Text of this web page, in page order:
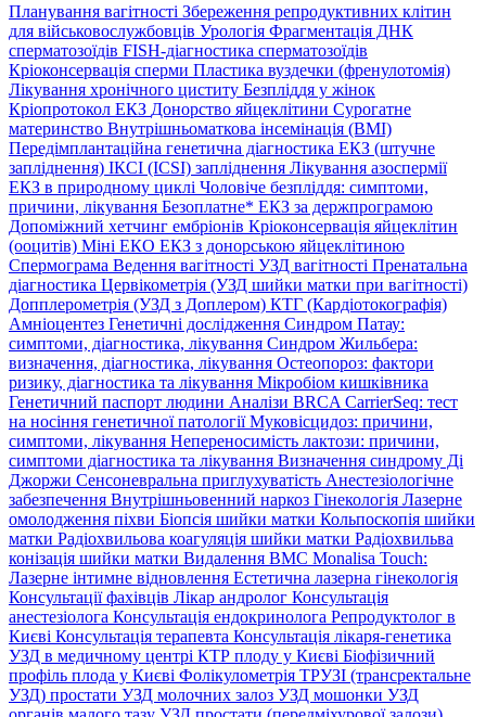
Планування вагітності Збереження репродуктивних клітин
для військовослужбовців Урологія Фрагментація ДНК
сперматозоїдів FISH-діагностика сперматозоїдів
Кріоконсервація сперми Пластика вуздечки (френулотомія)
Лікування хронічного циститу Безпліддя у жінок
Кріопротокол ЕКЗ Донорство яйцеклітини Сурогатне
материнство Внутрішньоматкова інсемінація (ВМІ)
Передімплантаційна генетична діагностика ЕКЗ (штучне
запліднення) ІКСІ (ICSI) запліднення Лікування азоспермії
ЕКЗ в природному циклі Чоловіче безпліддя: симптоми,
причини, лікування Безоплатне* ЕКЗ за держпрограмою
Допоміжний хетчинг ембріонів Кріоконсервація яйцеклітин
(ооцитів) Міні ЕКО ЕКЗ з донорською яйцеклітиною
Спермограма Ведення вагітності УЗД вагітності Пренатальна
діагностика Цервікометрія (УЗД шийки матки при вагітності)
Допплерометрія (УЗД з Доплером) КТГ (Кардіотокографія)
Амніоцентез Генетичні дослідження Синдром Патау:
симптоми, дiагностика, лiкування Синдром Жильбера:
визначення, діагностика, лікування Остеопороз: фактори
ризику, діагностика та лікування Мікробіом кишківника
Генетичний паспорт людини Аналізи BRCA CarrierSeq: тест
на носіння генетичної патологіїМуковісцидоз: причини,
симптоми, лікування Непереносимість лактози: причини,
симптоми діагностика та лікування Визначення синдрому Ді
Джоржи Сенсоневральна приглухуватість Анестезіологічне
забезпечення Внутрішньовенний наркоз Гінекологія Лазерне
омолодження піхви Біопсія шийки матки Кольпоскопія шийки
матки Радіохвильова коагуляція шийки матки Радіохвильва
конізація шийки матки Видалення ВМС Monalisa Touch:
Лазерне інтимне відновлення Естетична лазерна гінекологія
Консультації фахівців Лікар андролог Консультація
анестезіолога Консультація ендокринолога Репродуктолог в
Києві Консультація терапевта Консультація лікаря-генетика
УЗД в медичному центрі КТР плоду у Києві Біофізичний
профіль плода у Києві Фолікулометрія ТРУЗІ (трансректальне
УЗД) простати УЗД молочних залоз УЗД мошонки УЗД